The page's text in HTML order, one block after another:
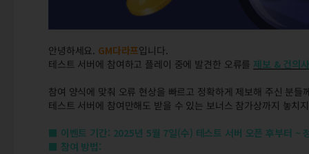
안녕하세요. GM다라프입니다.
테스트 서버에 참여하고 플레이 중에 발견한 오류를 제보 & 건의
참여 양식에 맞춰 오류 현상을 빠르고 정확하게 제보해 주신 분들
테스트 서버에 참여만해도 받을 수 있는 보너스 참가상까지 놓치
■ 이벤트 기간: 2025년 5월 7일(수) 테스트 서버 오픈 후부터 ~
■ 참여 방법: